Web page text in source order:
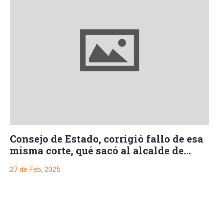
Consejo de Estado, corrigió fallo de esa
misma corte, qué sacó al alcalde de
27 de Feb, 2025